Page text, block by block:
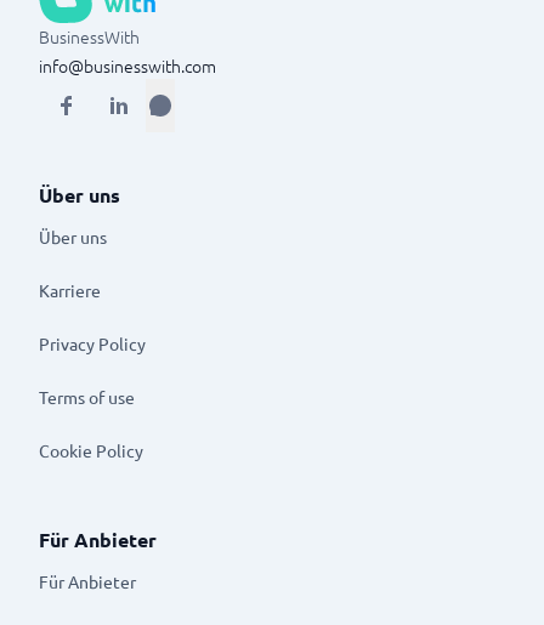
BusinessWith
info@businesswith.com
Über uns
Über uns
Karriere
Privacy Policy
Terms of use
Cookie Policy
Für Anbieter
Für Anbieter